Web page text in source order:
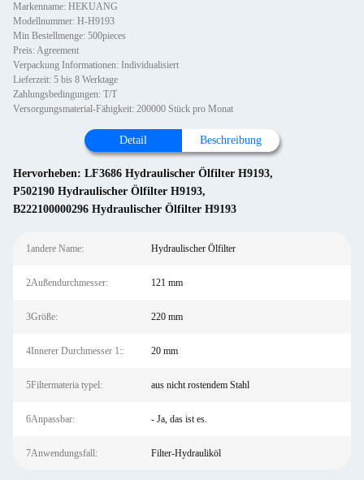
Markenname: HEKUANG
Modellnummer: H-H9193
Min Bestellmenge: 500pieces
Preis: Agreement
Verpackung Informationen: Individualisiert
Lieferzeit: 5 bis 8 Werktage
Zahlungsbedingungen: T/T
Versorgungsmaterial-Fähigkeit: 200000 Stück pro Monat
Detail Beschreibung
Hervorheben: LF3686 Hydraulischer Ölfilter H9193,
P502190 Hydraulischer Ölfilter H9193,
B222100000296 Hydraulischer Ölfilter H9193
1andere Name: Hydraulischer Ölfilter
2Außendurchmesser: 121 mm
3Größe: 220 mm
4Innerer Durchmesser 1:: 20 mm
5Filtermateria typel: aus nicht rostendem Stahl
6Anpassbar: - Ja, das ist es.
7Anwendungsfall: Filter-Hydrauliköl